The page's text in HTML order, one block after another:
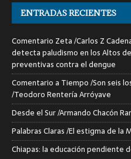
ENTRADAS RECIENTES
Comentario Zeta /Carlos Z
detecta paludismo en los Altos
preventivas contra el dengue
Comentario a Tiempo /Son seis
/Teodoro Rentería Arróyave
Desde el Sur /Armando Chacón
Palabras Claras /El estigma de la
Chiapas: la educación pendiente